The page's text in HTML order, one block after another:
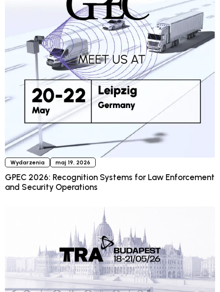
Wydarzenia maj 19, 2026
GPEC 2026: Recognition Systems for Law Enforcement
and Security Operations